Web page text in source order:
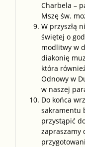
Charbela –
Mszę św.
W przyszłą
świętej o
modlitwy w
diakonię
która
Odnowy w
w naszej
Do końca
sakramentu
przystąpić
zapraszamy